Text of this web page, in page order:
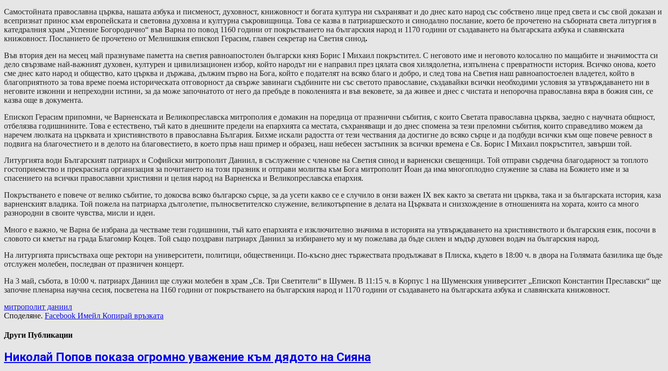
Самостойната православна църква, нашата азбука и писменост, духовност, книжовност и богата култура ни съхраняват и до днес като народ със собствено лице пред света и със свой доказан и
всепризнат принос към европейската и световна духовна и културна съкровищница. Това се казва в патриаршеското и синодално послание, което бе прочетено на съборната света литургия в
катедралния храм „Успение Богородично“ във Варна по повод 1160 години от покръстването на българския народ и 1170 години от създаването на българската азбука и славянската
книжовност. Посланието бе прочетено от Мелнишкия епископ Герасим, главен секретар на Светия синод.
Във втория ден на месец май празнуваме паметта на светия равноапостолен български княз Борис I Михаил покръстител. С неговото име и неговото колосално по мащабите и значимостта си
дело свързваме най-важният духовен, културен и цивилизационен избор, който народът ни е направил през цялата своя хилядолетна, изпълнена с превратности история. Всичко онова, което
сме днес като народ и общество, като църква и държава, дължим първо на Бога, който е подателят на всяко благо и добро, и след това на Светия наш равноапостоелен владетел, който в
благоприятното за това време поема историческата отговорност да свърже завинаги съдбините ни със светото православие, създавайки всички необходими условия за утвърждаването ни в
неговите изконни и непреходни истини, за да може започнатото от него да пребъде в поколенията и във вековете, за да живее и днес с чистата и непорочна православна вяра в божия син, се
казва още в документа.
Епископ Герасим припомни, че Варненската и Великопреславска митрополия е домакин на поредица от празнични събития, с които Светата православна църква, заедно с научната общност,
отбелязва годишнините. Това е естествено, тъй като в днешните предели на епархията са местата, съхраняващи и до днес спомена за тези преломни събития, които справедливо можем да
наречем люлката на църквата и християнството в православна България. Бихме искали радостта от тези чествания да достигне до всяко сърце и да подбуди всички към още повече ревност в
подвига на благочестието и в делото на благовестието, в което пръв наш пример и образец, наш небесен застъпник за всички времена е Св. Борис I Михаил покръстител, завърши той.
Литургията води Българският патриарх и Софийски митрополит Даниил, в съслужение с членове на Светия синод и варненски свещеници. Той отправи сърдечна благодарност за топлото
гостоприемство и прекрасната организация за почитането на този празник и отправи молитва към Бога митрополит Йоан да има многоплодно служение за слава на Божието име и за
спасението на всички православни християни и целия народ на Варненска и Великопреславска епархия.
Покръстването е повече от велико събитие, то докосва всяко българско сърце, за да усети какво се е случило в онзи важен IX век както за светата ни църква, така и за българската история, каза
варненският владика. Той пожела на патриарха дълголетие, пълносветителско служение, великотърпение в делата на Църквата и снизхождение в отношенията на хората, които са много
разнородни в своите чувства, мисли и идеи.
Много е важно, че Варна бе избрана да честваме тези годишнини, тъй като епархията е изключително значима в историята на утвърждаването на християнството и българския език, посочи в
словото си кметът на града Благомир Коцев. Той също поздрави патриарх Даниил за избирането му и му пожелава да бъде силен и мъдър духовен водач на българския народ.
На литургията присъстваха още ректори на университети, политици, общественици. По-късно днес тържествата продължават в Плиска, където в 18:00 ч. в двора на Голямата базилика ще бъде
отслужен молебен, последван от празничен концерт.
На 3 май, събота, в 10:00 ч. патриарх Даниил ще служи молебен в храм „Св. Три Светители“ в Шумен. В 11:15 ч. в Корпус 1 на Шуменския университет „Епископ Константин Преславски“ ще
започне пленарна научна сесия, посветена на 1160 години от покръстването на българския народ и 1170 години от създаването на българската азбука и славянската книжовност.
митрополит даниил
Споделяне. Facebook Имейл Копирай връзката
Други Публикации
Николай Попов показа огромно уважение към дядото на Сияна